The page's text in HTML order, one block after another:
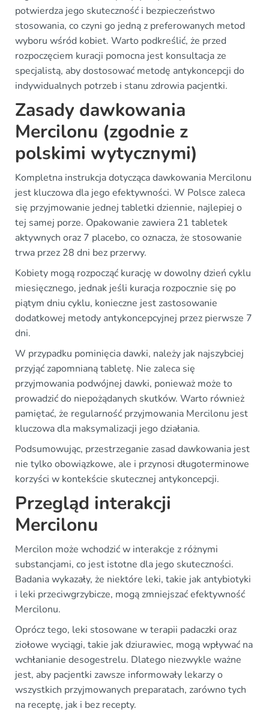
potwierdza jego skuteczność i bezpieczeństwo
stosowania, co czyni go jedną z preferowanych metod
wyboru wśród kobiet. Warto podkreślić, że przed
rozpoczęciem kuracji pomocna jest konsultacja ze
specjalistą, aby dostosować metodę antykoncepcji do
indywidualnych potrzeb i stanu zdrowia pacjentki.
Zasady dawkowania
Mercilonu (zgodnie z
polskimi wytycznymi)
Kompletna instrukcja dotycząca dawkowania Mercilonu
jest kluczowa dla jego efektywności. W Polsce zaleca
się przyjmowanie jednej tabletki dziennie, najlepiej o
tej samej porze. Opakowanie zawiera 21 tabletek
aktywnych oraz 7 placebo, co oznacza, że stosowanie
trwa przez 28 dni bez przerwy.
Kobiety mogą rozpocząć kurację w dowolny dzień cyklu
miesięcznego, jednak jeśli kuracja rozpocznie się po
piątym dniu cyklu, konieczne jest zastosowanie
dodatkowej metody antykoncepcyjnej przez pierwsze 7
dni.
W przypadku pominięcia dawki, należy jak najszybciej
przyjąć zapomnianą tabletę. Nie zaleca się
przyjmowania podwójnej dawki, ponieważ może to
prowadzić do niepożądanych skutków. Warto również
pamiętać, że regularność przyjmowania Mercilonu jest
kluczowa dla maksymalizacji jego działania.
Podsumowując, przestrzeganie zasad dawkowania jest
nie tylko obowiązkowe, ale i przynosi długoterminowe
korzyści w kontekście skutecznej antykoncepcji.
Przegląd interakcji
Mercilonu
Mercilon może wchodzić w interakcje z różnymi
substancjami, co jest istotne dla jego skuteczności.
Badania wykazały, że niektóre leki, takie jak antybiotyki
i leki przeciwgrzybicze, mogą zmniejszać efektywność
Mercilonu.
Oprócz tego, leki stosowane w terapii padaczki oraz
ziołowe wyciągi, takie jak dziurawiec, mogą wpływać na
wchłanianie desogestrelu. Dlatego niezwykle ważne
jest, aby pacjentki zawsze informowały lekarzy o
wszystkich przyjmowanych preparatach, zarówno tych
na receptę, jak i bez recepty.